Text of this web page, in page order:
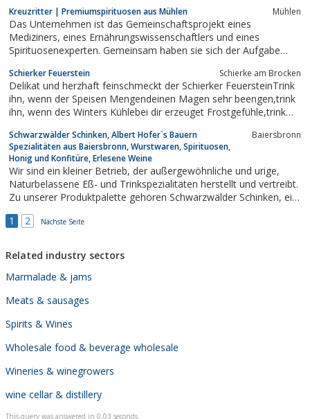
Kreuzritter | Premiumspirituosen aus Mühlen Mühlen
Das Unternehmen ist das Gemeinschaftsprojekt eines
Mediziners, eines Ernährungswissenschaftlers und eines
Spirituosenexperten. Gemeinsam haben sie sich der Aufgabe
für anspruchsvolle Konsumenten zu kreieren und damit eine
Lücke im Handel und in der Gastronomie zu...
Schierker Feuerstein Schierke am Brocken
Delikat und herzhaft feinschmeckt der Schierker FeuersteinTrink
ihn, wenn der Speisen Mengendeinen Magen sehr beengen,trink
ihn, wenn des Winters Kühlebei dir erzeuget Frostgefühle,trink
Schwarzwälder Schinken, Albert Hofer`s Bauern
Spezialitäten aus Baiersbronn, Wurstwaren, Spirituosen,
Honig und Konfitüre, Erlesene Weine
Baiersbronn
Wir sind ein kleiner Betrieb, der außergewöhnliche und urige,
Naturbelassene Eß- und Trinkspezialitäten herstellt und vertreibt.
Zu unserer Produktpalette gehören Schwarzwälder Schinken, ein
mundige Fruchtweine und original Schwarzwälder Wurstwaren.
1 2 Nächste Seite
Related industry sectors
Marmalade & jams
Meats & sausages
Spirits & Wines
Wholesale food & beverage wholesale
Wineries & winegrowers
wine cellar & distillery
This query was answered in 0,03 seconds.